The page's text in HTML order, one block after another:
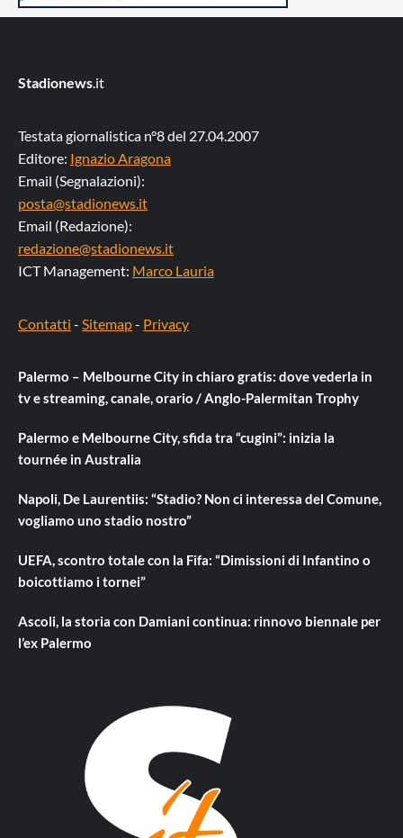
Stadionews.it
Testata giornalistica n°8 del 27.04.2007
Editore: Ignazio Aragona
Email (Segnalazioni):
posta@stadionews.it
Email (Redazione):
redazione@stadionews.it
ICT Management: Marco Lauria
Contatti - Sitemap- Privacy
Palermo – Melbourne City in chiaro gratis: dove vederla in
tv e streaming, canale, orario / Anglo-Palermitan Trophy
Palermo e Melbourne City, sfida tra “cugini”: inizia la
tournée in Australia
Napoli, De Laurentiis: “Stadio? Non ci interessa del Comune,
vogliamo uno stadio nostro”
UEFA, scontro totale con la Fifa: “Dimissioni di Infantino o
boicottiamo i tornei”
Ascoli, la storia con Damiani continua: rinnovo biennale per
l’ex Palermo